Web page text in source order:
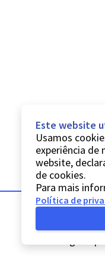
Este website
Usamos
experiência de
website,
de cookies.
Para mais
Política de